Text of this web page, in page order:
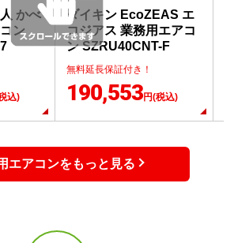
かべ
ン
込)
ダイキン EcoZEAS エ
コジアス 業務用エアコ
ン SZRU40CNT-F
無料延長保証付き！
190,553円(税込)
エアコンをもっと見る